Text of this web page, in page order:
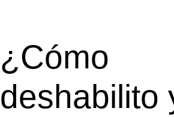
¿Cómo
deshabilito